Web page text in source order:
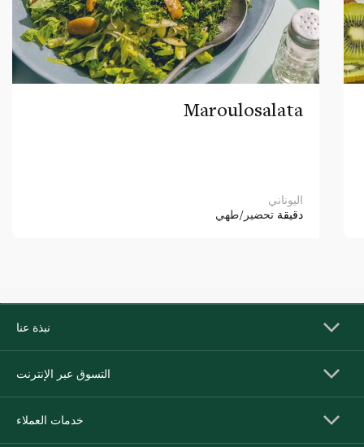
Maroulosalata
اليوناني
دقيقة تحضير/طهي
نبذة عنا
التسوق عبر الإنترنت
خدمات العملاء